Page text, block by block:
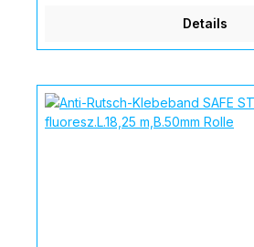
Details